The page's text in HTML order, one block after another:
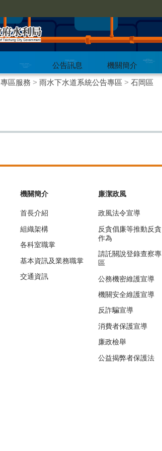
公告訊息 機關簡介
專區服務 > 雨水下水道系統公告專區 > 石岡區
機關簡介
首長介紹
組織架構
各科室職掌
基本資訊及業務職掌
交通資訊
廉潔政風
政風法令宣導
反貪倡廉等推動反貪
作為
請託關說登錄查察專
區
公務機密維護宣導
機關安全維護宣導
反詐騙宣導
消費者保護宣導
廉政檢舉
公益揭弊者保護法